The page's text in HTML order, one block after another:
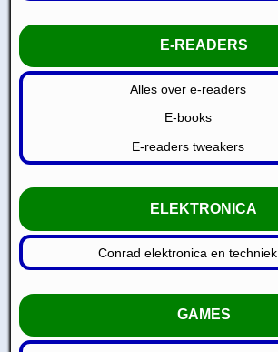
E-READERS
Alles over e-readers
E-books
E-readers tweakers
ELEKTRONICA
Conrad elektronica en techniek
GAMES